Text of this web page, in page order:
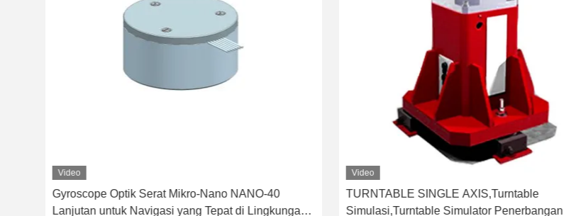
Video
Gyroscope Optik Serat Mikro-Nano NANO-40
Lanjutan untuk Navigasi yang Tepat di Lingkungan
Video
TURNTABLE SINGLE AXIS,Turntable
Simulasi,Turntable Simulator Penerbangan